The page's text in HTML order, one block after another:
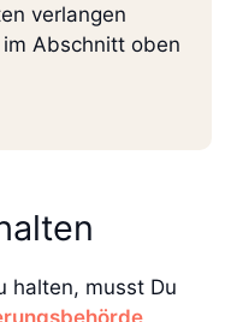
verlangen
Abschnitt oben
halten, musst Du